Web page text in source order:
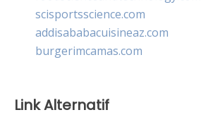
scisportsscience.com
addisababacuisineaz.com
burgerimcamas.com
Link Alternatif